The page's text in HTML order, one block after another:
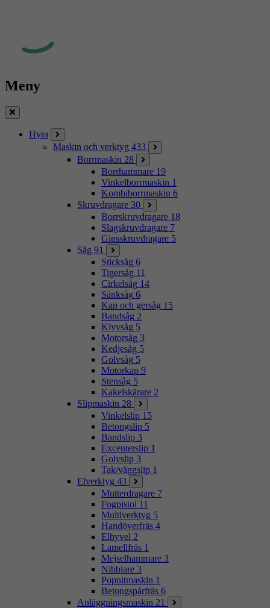
Meny
Stäng
Hyra
Maskin och verktyg 433
Borrmaskin 28
Borrhammare 19
Vinkelborrmaskin 1
Kombiborrmaskin 6
Skruvdragare 30
Borrskruvdragare 18
Slagskruvdragare 7
Gipsskruvdragare 5
Såg 91
Sticksåg 6
Tigersåg 11
Cirkelsåg 14
Sänksåg 6
Kap och gersåg 15
Bandsåg 2
Klyvsåg 5
Motorsåg 3
Kedjesåg 5
Golvsåg 5
Motorkap 9
Stensåg 5
Kakelskärare 2
Slipmaskin 28
Vinkelslip 15
Betongslip 5
Bandslip 3
Excenterslip 1
Golvslip 3
Tak/väggslip 1
Elverktyg 43
Mutterdragare 7
Fogpistol 11
Multiverktyg 5
Handöverfräs 4
Elhyvel 2
Lamellfräs 1
Mejselhammare 3
Nibblare 3
Popnitmaskin 1
Betongspårfräs 6
Anläggningsmaskin 21